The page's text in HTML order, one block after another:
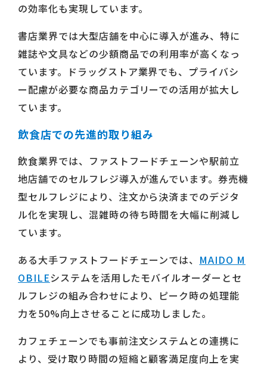
の効率化も実現しています。
書店業界では大型店舗を中心に導入が進み、特に
雑誌や文具などの少額商品での利用率が高くなっ
ています。ドラッグストア業界でも、プライバシ
ー配慮が必要な商品カテゴリーでの活用が拡大し
ています。
飲食店での先進的取り組み
飲食業界では、ファストフードチェーンや駅前立
地店舗でのセルフレジ導入が進んでいます。券売機
型セルフレジにより、注文から決済までのデジタ
ル化を実現し、混雑時の待ち時間を大幅に削減し
ています。
ある大手ファストフードチェーンでは、 MAIDO M
OBILEシステムを活用したモバイルオーダーとセ
ルフレジの組み合わせにより、ピーク時の処理能
力を50%向上させることに成功しました。
カフェチェーンでも事前注文システムとの連携に
より、受け取り時間の短縮と顧客満足度向上を実